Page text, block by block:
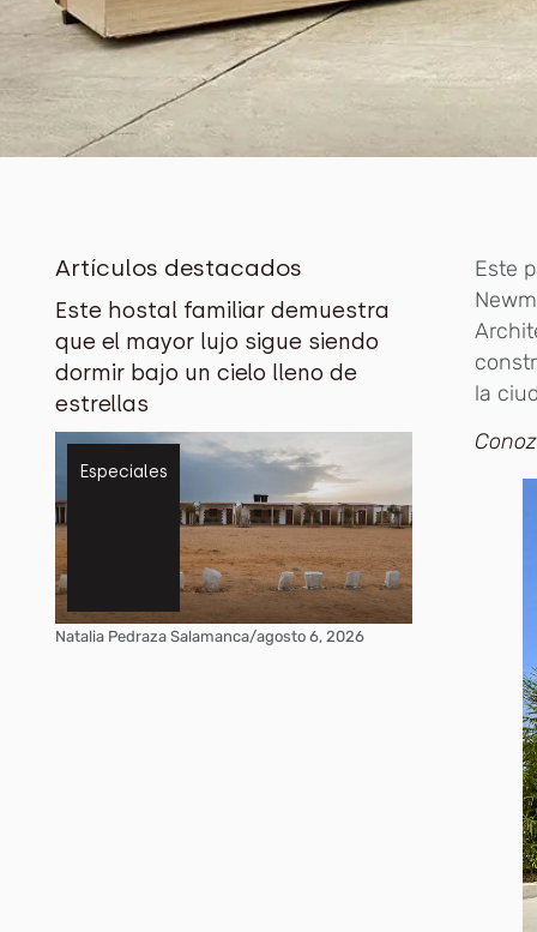
Artículos destacados
Este hostal familiar demuestra
que el mayor lujo sigue siendo
dormir bajo un cielo lleno de
estrellas
Especiales
Natalia Pedraza Salamanca/agosto 6, 2026
Este
la